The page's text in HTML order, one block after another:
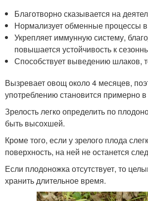
Благотворно сказывается на
Нормализует обменные процессы
Укрепляет иммунную систему,
повышается устойчивость к
Способствует выведению шлаков,
Вызревает овощ около 4 месяцев,
употреблению становится примерно
Зрелость легко определить по
быть высохшей.
Кроме того, если у зрелого плода
поверхность, на ней не останется
Если плодоножка отсутствует, то
хранить длительное время.